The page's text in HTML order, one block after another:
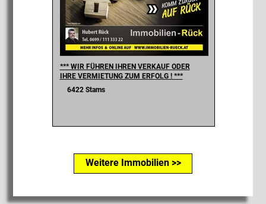
*** WIR FÜHREN IHREN VERKAUF ODER
IHRE VERMIETUNG ZUM ERFOLG ! ***
6422 Stams
Weitere Immobilien >>